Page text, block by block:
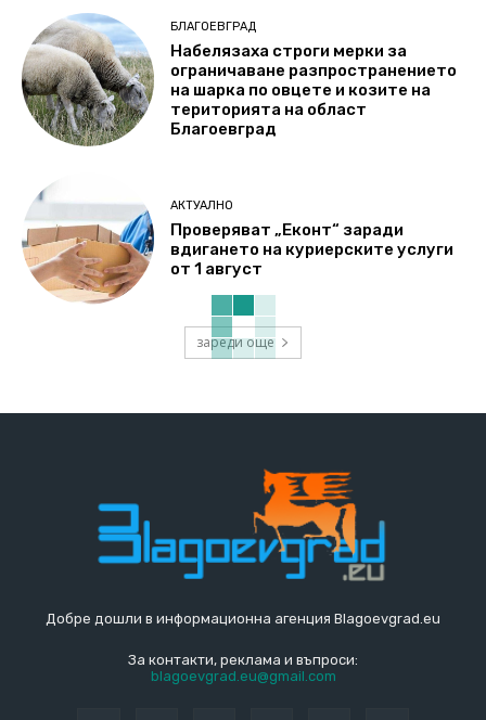
БЛАГОЕВГРАД
Набелязаха строги мерки за
ограничаване разпространението
на шарка по овцете и козите на
територията на област
Благоевград
АКТУАЛНО
Проверяват „Еконт“ заради
вдигането на куриерските услуги
от 1 август
зареди още
Добре дошли в информационна агенция Blagoevgrad.eu
За контакти, реклама и въпроси:
blagoevgrad.eu@gmail.com